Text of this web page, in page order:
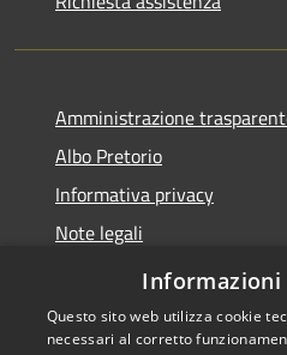
Amministrazione
Albo Pretorio
Informativa privacy
Note legali
Dichiarazione di accessibilità
Informazioni
Questo sito web utilizza cookie
necessari al corretto